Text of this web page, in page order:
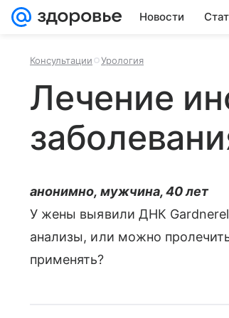
Новости
Консультации Урология
Лечение
анонимно, мужчина, 40 лет
У жены выявили ДНК
анализы, или можно
применять?